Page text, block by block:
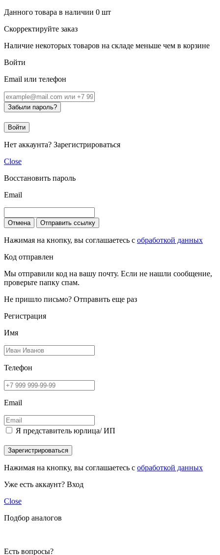
Данного товара в наличии 0 шт
Скорректируйте заказ
Наличие некоторых товаров на складе меньше чем в корзине
Войти
Email или телефон
Забыли пароль?
Войти
Нет аккаунта? Зарегистрироваться
Close
Восстановить пароль
Email
Отмена Отправить ссылку
Нажимая на кнопку, вы соглашаетесь с обработкой данных
Код отправлен
Мы отправили код на вашу почту. Если не нашли сообщение,
проверьте папку спам.
Не пришло письмо? Отправить еще раз
Регистрация
Имя
Телефон
Email
Я представитель юрлица/ ИП
Зарегистрироваться
Нажимая на кнопку, вы соглашаетесь с обработкой данных
Уже есть аккаунт? Вход
Close
Подбор аналогов
Есть вопросы?